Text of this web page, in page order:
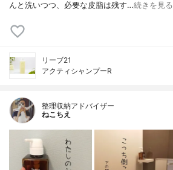
んと洗いつつ、必要な皮脂は残す…続きを見る
リーブ21
アクティシャンプーR
整理収納アドバイザー
ねこちえ